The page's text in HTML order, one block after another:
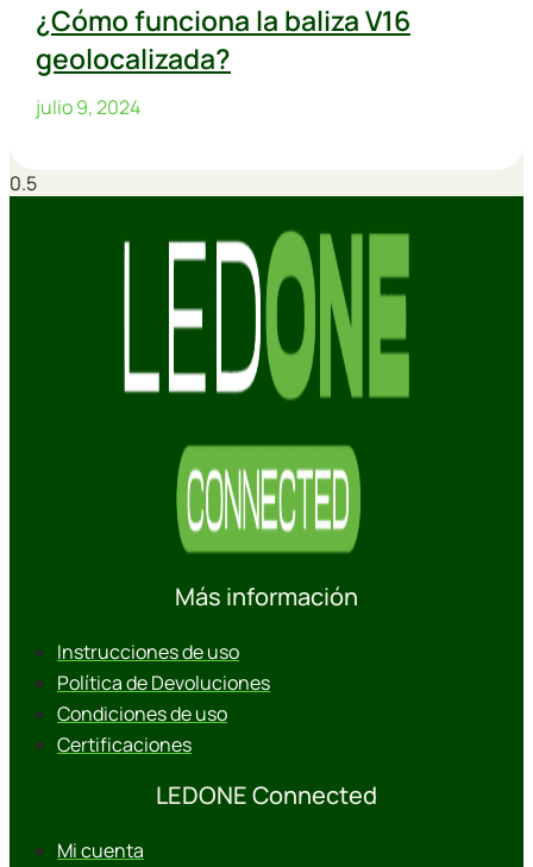
¿Cómo funciona la baliza V16
geolocalizada?
julio 9, 2024
Más información
Instrucciones de uso
Política de Devoluciones
Condiciones de uso
Certificaciones
LEDONE Connected
Mi cuenta